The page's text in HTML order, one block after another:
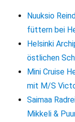
Nuuksio
füttern bei
Helsinki
östlichen
Mini Cruise
mit M/S
Saimaa
Mikkeli &